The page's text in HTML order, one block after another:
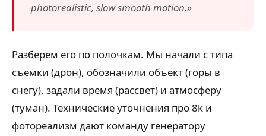
photorealistic, slow smooth motion.»
Разберем его по полочкам. Мы начали с типа
съёмки (дрон), обозначили объект (горы в
снегу), задали время (рассвет) и атмосферу
(туман). Технические уточнения про 8k и
фотореализм дают команду генератору